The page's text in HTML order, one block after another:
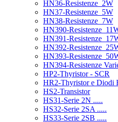
HN36-Resistenze_2W
HN37-Resistenze_5W
HN38-Resistenze_7W
HN390-
HN391-
HN392-
HN393-
HN394-Resistenze
HP2-Thyristor - SCR
HR2-Thyristor e Diodi
HS2-Transistor
HS31-Serie 2N .....
HS32-Serie 2SA .....
HS33-Serie 2SB .....